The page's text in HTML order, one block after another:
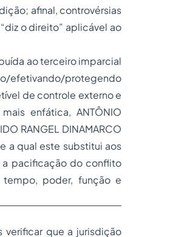
afinal, controvérsias
o direito” aplicável ao
ao terceiro imparcial
efetivando/protegendo
de controle externo e
enfática, ANTÔNIO
RANGEL DINAMARCO
a qual este substitui aos
a pacificação do conflito
tempo, poder, função e
que a jurisdição